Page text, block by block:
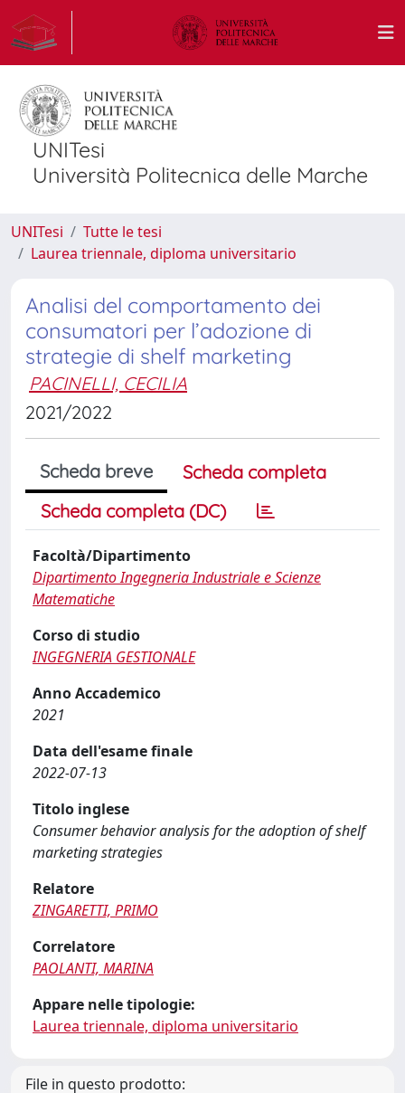
UNITesi
Università Politecnica delle Marche
UNITesi
Tutte le tesi
Laurea triennale, diploma universitario
Analisi del comportamento dei
consumatori per l’adozione di
strategie di shelf marketing
PACINELLI, CECILIA
2021/2022
Scheda breve
Scheda completa
Scheda completa (DC)
Facoltà/Dipartimento
Dipartimento Ingegneria Industriale e Scienze
Matematiche
Corso di studio
INGEGNERIA GESTIONALE
Anno Accademico
2021
Data dell'esame finale
2022-07-13
Titolo inglese
Consumer behavior analysis for the adoption of shelf
marketing strategies
Relatore
ZINGARETTI, PRIMO
Correlatore
PAOLANTI, MARINA
Appare nelle tipologie:
Laurea triennale, diploma universitario
File in questo prodotto: